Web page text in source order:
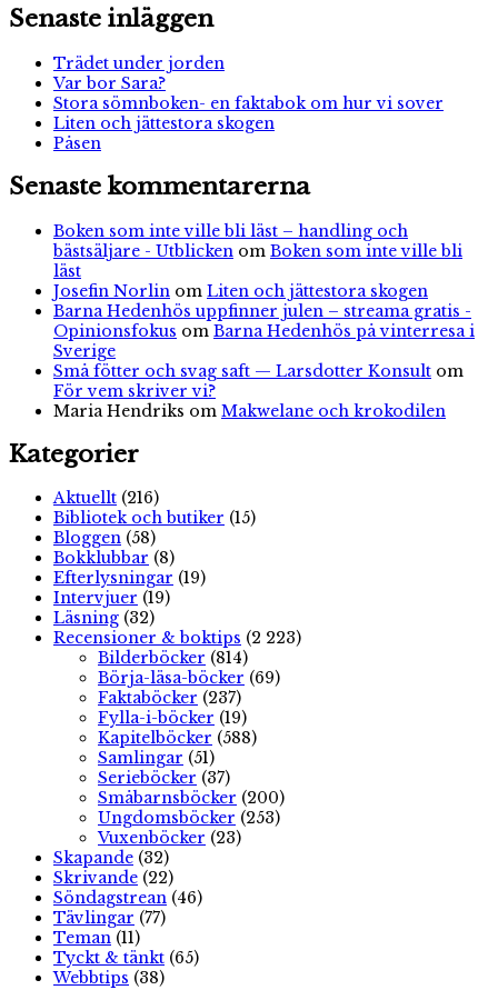
Senaste inläggen
Trädet under jorden
Var bor Sara?
Stora sömnboken- en faktabok om hur vi sover
Liten och jättestora skogen
Påsen
Senaste kommentarerna
Boken som inte ville bli läst – handling och
bästsäljare - Utblicken om Boken som inte ville bli
läst
Josefin Norlin om Liten och jättestora skogen
Barna Hedenhös uppfinner julen – streama gratis -
Opinionsfokus om Barna Hedenhös på vinterresa i
Sverige
Små fötter och svag saft — Larsdotter Konsult om
För vem skriver vi?
Maria Hendriks om Makwelane och krokodilen
Kategorier
Aktuellt (216)
Bibliotek och butiker (15)
Bloggen (58)
Bokklubbar (8)
Efterlysningar (19)
Intervjuer (19)
Läsning (32)
Recensioner & boktips (2 223)
Bilderböcker (814)
Börja-läsa-böcker (69)
Faktaböcker (237)
Fylla-i-böcker (19)
Kapitelböcker (588)
Samlingar (51)
Serieböcker (37)
Småbarnsböcker (200)
Ungdomsböcker (253)
Vuxenböcker (23)
Skapande (32)
Skrivande (22)
Söndagstrean (46)
Tävlingar (77)
Teman (11)
Tyckt & tänkt (65)
Webbtips (38)